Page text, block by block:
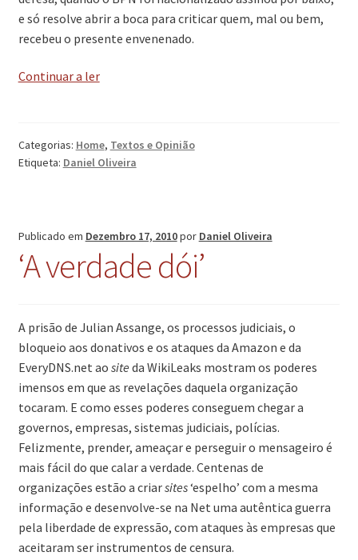
e só resolve abrir a boca para criticar quem, mal ou bem,
recebeu o presente envenenado.
Continuar a ler‘A
Categorias: Home, Textos e Opinião
Etiqueta: Daniel Oliveira
Publicado em Dezembro 17, 2010por Daniel Oliveira
‘A verdade dói’
A prisão de Julian Assange, os processos judiciais, o
bloqueio aos donativos e os ataques da Amazon e da
EveryDNS.net ao site da WikiLeaks mostram os poderes
imensos em que as revelações daquela organização
tocaram. E como esses poderes conseguem chegar a
governos, empresas, sistemas judiciais, polícias.
Felizmente, prender, ameaçar e perseguir o mensageiro é
mais fácil do que calar a verdade. Centenas de
organizações estão a criarsites‘espelho’ com a mesma
informação e desenvolve-se na Net uma autêntica guerra
pela liberdade de expressão, com ataques às empresas que
aceitaram ser instrumentos de censura.